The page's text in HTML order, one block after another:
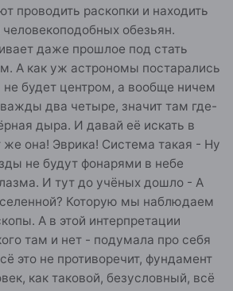
проводить раскопки и находить
обезьян.
даже прошлое под стать
А как уж астрономы постарались
будет центром, а вообще ничем
два четыре, значит там где-
дыра. И давай её искать в
же она! Эврика! Система такая - Ну
не будут фонарями в небе
И тут до учёных дошло - А
Которую мы наблюдаем
А в этой интерпретации
там и нет - подумала про себя
это не противоречит, фундамент
как таковой, безусловный, всё